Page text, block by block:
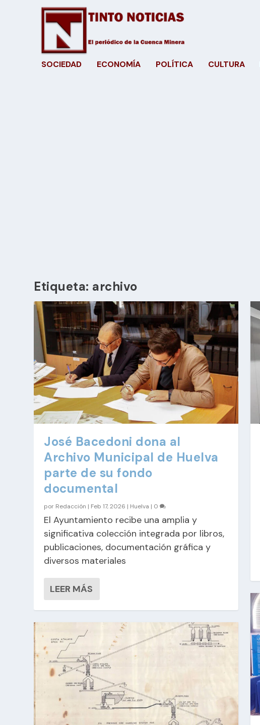
SOCIEDAD ECONOMÍA POLÍTICA CULTURA
Etiqueta: archivo
José Bacedoni dona al
Archivo Municipal de Huelva
parte de su fondo
documental
por Redacción | Feb 17, 2026 | Huelva | 0
El Ayuntamiento recibe una amplia y
significativa colección integrada por libros,
publicaciones, documentación gráfica y
diversos materiales
LEER MÁS